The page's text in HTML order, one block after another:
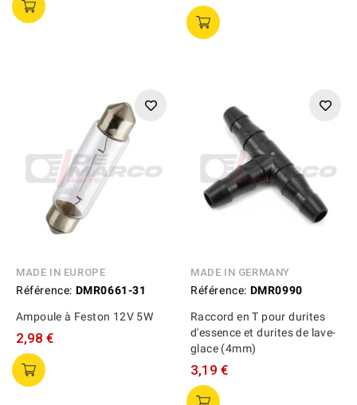
MADE IN EUROPE
Référence: DMR0661-31
Ampoule à Feston 12V 5W
2,98 €
MADE IN GERMANY
Référence: DMR0990
Raccord en T pour durites
d'essence et durites de lave-
glace (4mm)
3,19 €